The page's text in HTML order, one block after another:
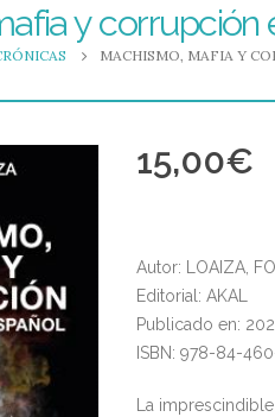
y corrupción
MACHISMO, MAFIA Y
15,00€
Autor: LOAIZA,
Editorial: AKAL
Publicado en:
ISBN: 978-84-
La